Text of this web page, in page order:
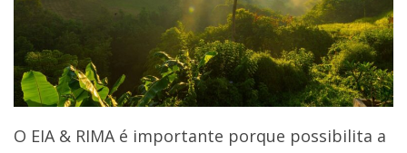
O EIA & RIMA é importante porque possibilita a